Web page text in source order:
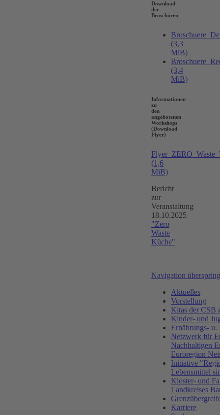
Download
der
Broschüren
(3,3
MiB)
(3,4
MiB)
Informationen
zu
den
angebotenen
Workshops
(Download
Flyer)
(1,6
MiB)
Bericht
zur
Veranstaltung
18.10.2025
"Zero
Waste
Küche"
Navigation
Aktuelles
Vorstellung
Kitas der CSB
Kinder- und
Ernährungs- u.
Netzwerk für
Nachhaltigen
Euroregion
Initiative
Lebensmittel
Kloster- und
Landkreises
Karriere